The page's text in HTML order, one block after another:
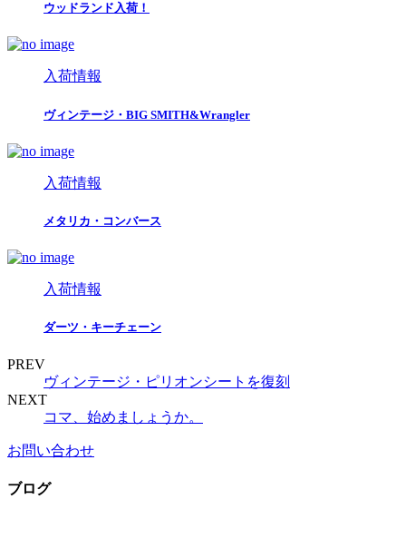
ウッドランド入荷！
入荷情報
ヴィンテージ・BIG SMITH&Wrangler
入荷情報
メタリカ・コンバース
入荷情報
ダーツ・キーチェーン
PREV
ヴィンテージ・ピリオンシートを復刻
NEXT
コマ、始めましょうか。
お問い合わせ
ブログ